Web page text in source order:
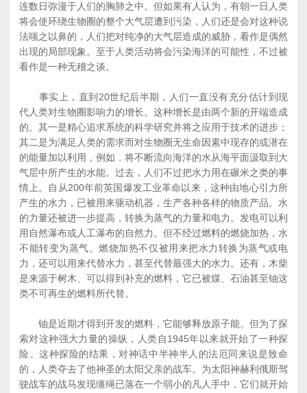
连数日弥漫于人们的胸肺之中。但如果有人认为，有朝一日人类
将会使环绕生物圈的整个大气层遭到污染，人们还是会对这种说
法嗤之以鼻的，人们把对纯净的大气层造成的威胁，看作是偶然
出现的局部现象。至于人类活动将会污染海洋的可能性，不过被
看作是一种无稽之谈。
事实上，直到20世纪后半期，人们一直没有充分估计到现
代人类对生物圈影响力的增长。这种增长是由两个新的开端造成
的。其一是精心追求系统的科学研究并将之应用于技术的进步；
其二是为满足人类的需求而对生物圈无生命因素中现存的或潜在
的能量加以利用，例如．将不断流向海洋的水从海平面汲取到大
气层中所产生的水能。过去，人们不过把水力用在碾米之类的事
情上。自从200年前英国爆发工业革命以来，这种由地心引力所
产生的水力，已被用来驱动机器，生产各种各样的物质产品。水
的力量还被进一步提高，转换为蒸气的力量和电力。发电可以利
用自然瀑布或人工瀑布的自然力。但不经过燃料的燃烧加热，水
不能转变为蒸气。燃烧加热不仅被用来把水力转换为蒸气或电
力，还可以用来代替水力，甚至代替最强大的水力。还有，木柴
是来源于树木、可以得到补充的燃料，它已被煤、石油甚至铀这
类不可再生的燃料所代替。
铀是近期才得到开发的燃料，它能够释放原子能。但为了探
索对这种强大力量的操纵，人类自1945年以来就开始了一种探
险。这种探险的结果，对神话中半神半人的法厄同来说是致命
的，人类夺去了他神圣的太阳父亲的战车。为太阳神赫利俄斯驾
驶战车的战马发现缰绳已落在一个弱小的凡人手中，它们就开始